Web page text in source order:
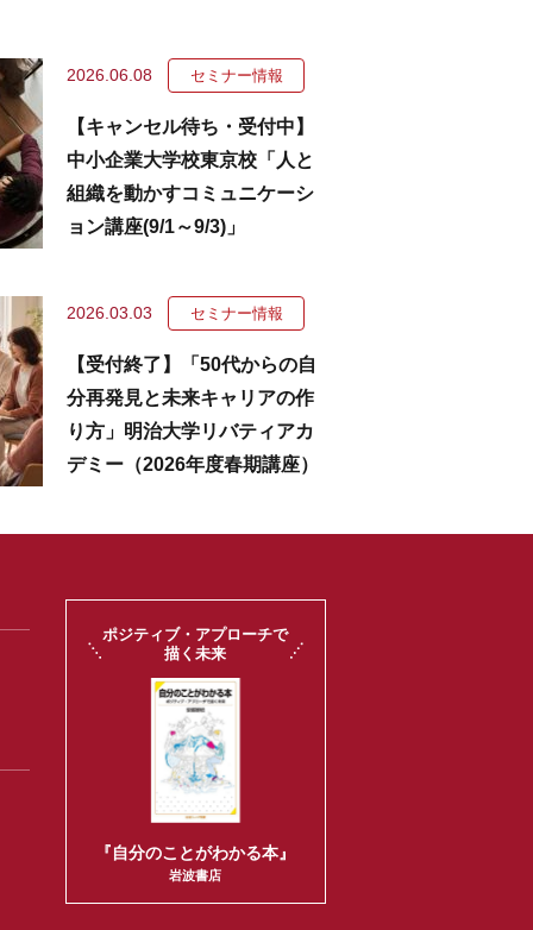
2026.06.08 セミナー情報
【キャンセル待ち・受付中】
中小企業大学校東京校「人と
組織を動かすコミュニケーシ
ョン講座(9/1～9/3)」
2026.03.03 セミナー情報
【受付終了】「50代からの自
分再発見と未来キャリアの作
り方」明治大学リバティアカ
デミー（2026年度春期講座）
ポジティブ・アプローチで
描く未来
『自分のことがわかる本』
岩波書店